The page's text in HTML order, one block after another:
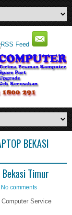
BEKASI
Timur
No comments
Service